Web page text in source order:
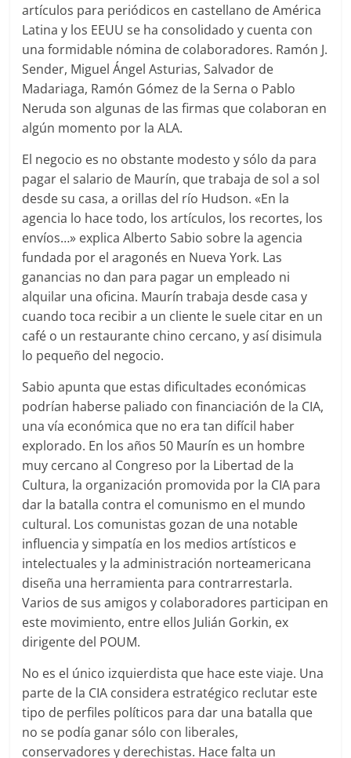
artículos para periódicos en castellano de América
Latina y los EEUU se ha consolidado y cuenta con
una formidable nómina de colaboradores. Ramón J.
Sender, Miguel Ángel Asturias, Salvador de
Madariaga, Ramón Gómez de la Serna o Pablo
Neruda son algunas de las firmas que colaboran en
algún momento por la ALA.
El negocio es no obstante modesto y sólo da para
pagar el salario de Maurín, que trabaja de sol a sol
desde su casa, a orillas del río Hudson. «En la
agencia lo hace todo, los artículos, los recortes, los
envíos…» explica Alberto Sabio sobre la agencia
fundada por el aragonés en Nueva York. Las
ganancias no dan para pagar un empleado ni
alquilar una oficina. Maurín trabaja desde casa y
cuando toca recibir a un cliente le suele citar en un
café o un restaurante chino cercano, y así disimula
lo pequeño del negocio.
Sabio apunta que estas dificultades económicas
podrían haberse paliado con financiación de la CIA,
una vía económica que no era tan difícil haber
explorado. En los años 50 Maurín es un hombre
muy cercano al Congreso por la Libertad de la
Cultura, la organización promovida por la CIA para
dar la batalla contra el comunismo en el mundo
cultural. Los comunistas gozan de una notable
influencia y simpatía en los medios artísticos e
intelectuales y la administración norteamericana
diseña una herramienta para contrarrestarla.
Varios de sus amigos y colaboradores participan en
este movimiento, entre ellos Julián Gorkin, ex
dirigente del POUM.
No es el único izquierdista que hace este viaje. Una
parte de la CIA considera estratégico reclutar este
tipo de perfiles políticos para dar una batalla que
no se podía ganar sólo con liberales,
conservadores y derechistas. Hace falta un